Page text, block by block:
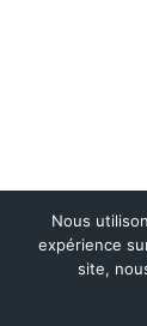
Nous
expérience
site,